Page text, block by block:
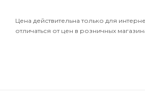
Цена действительна только для
отличаться от цен в розничных